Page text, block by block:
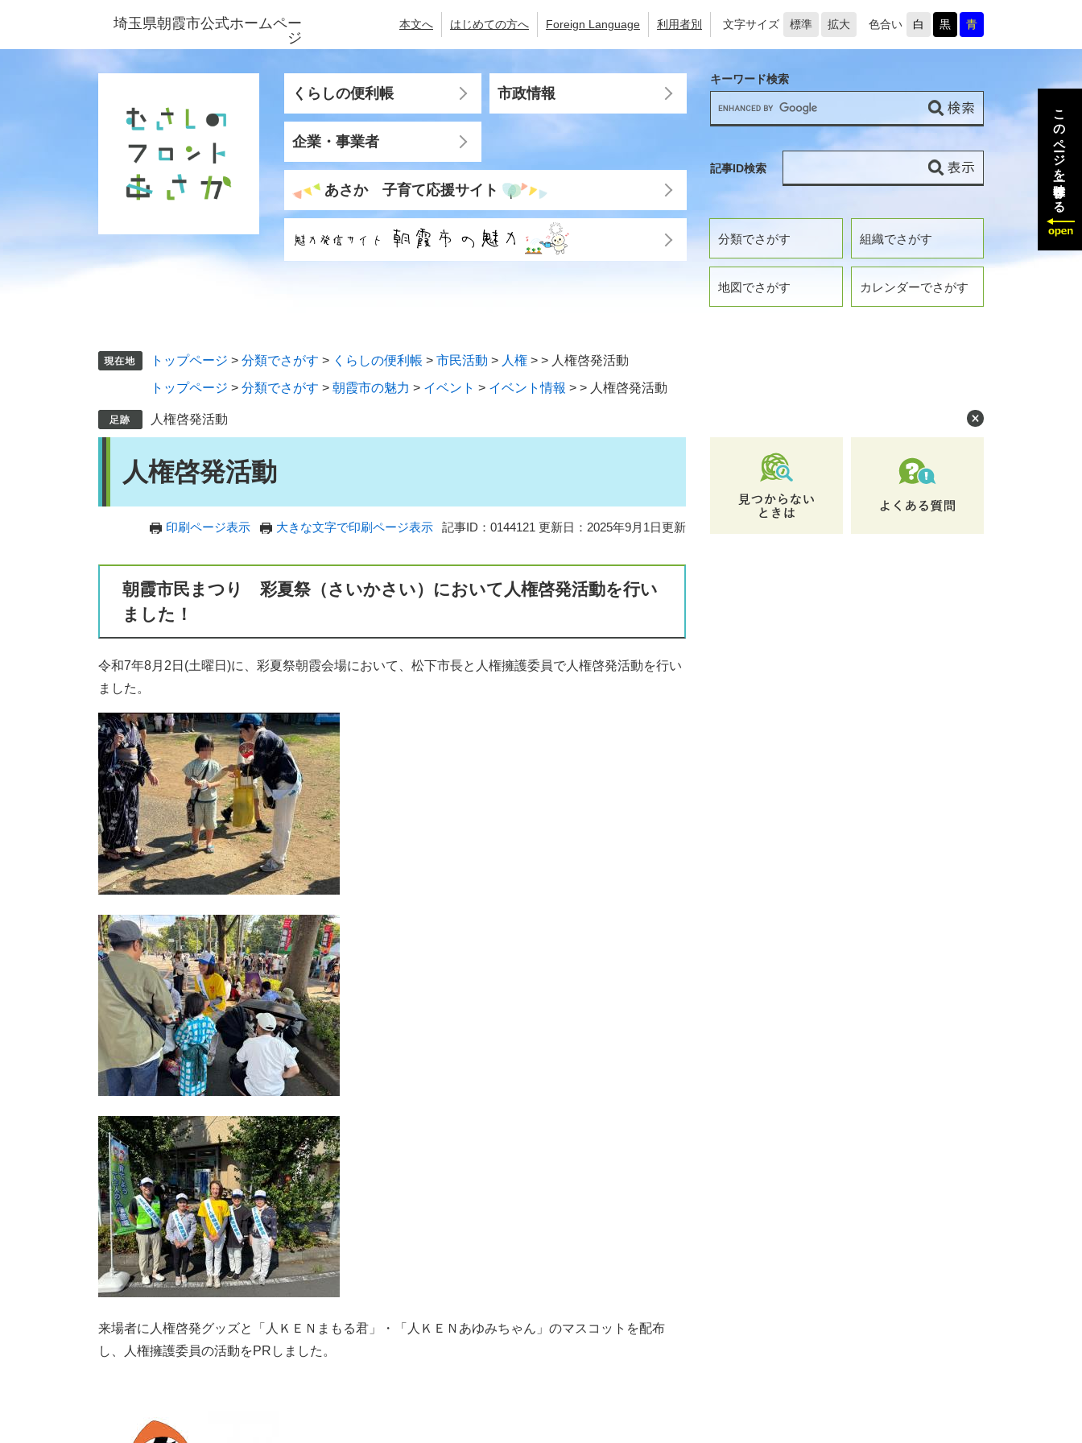
ジ
ュ
埼玉県朝霞市公式ホームペー
ジ
本文へ はじめての方へ Foreign Language 利用者別 文字サイズ 標準 拡大 色合い 白 黒 青
くらしの便利帳 市政情報
企業・事業者
あさか 子育て応援サイト
分類でさがす 組織でさがす
地図でさがす カレンダーでさがす
キーワード検索
記事ID検索
トップページ > 分類でさがす > くらしの便利帳 > 市民活動 > 人権 > > 人権啓発活動
トップページ > 分類でさがす > 朝霞市の魅力 > イベント > イベント情報 > > 人権啓発活動
人権啓発活動
人権啓発活動
印刷ページ表示 大きな文字で印刷ページ表示 記事ID：0144121 更新日：2025年9月1日更新
朝霞市民まつり 彩夏祭（さいかさい）において人権啓発活動を行い
ました！
令和7年8月2日(土曜日)に、彩夏祭朝霞会場において、松下市長と人権擁護委員で人権啓発活動を行い
ました。
来場者に人権啓発グッズと「人ＫＥＮまもる君」・「人ＫＥＮあゆみちゃん」のマスコットを配布
し、人権擁護委員の活動をPRしました。
このページを一時保存する